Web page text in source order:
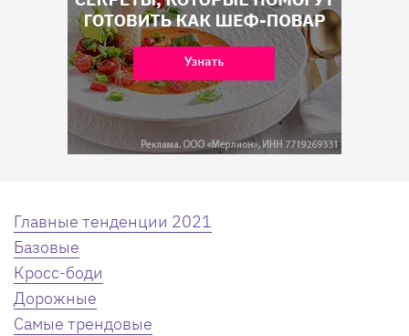
Главные тенденции 2021
Базовые
Кросс-боди
Дорожные
Самые трендовые